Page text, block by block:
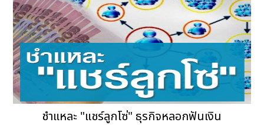
ชำแหละ "แชร์ลูกโซ่" ธุรกิจหลอกฟันเงิน